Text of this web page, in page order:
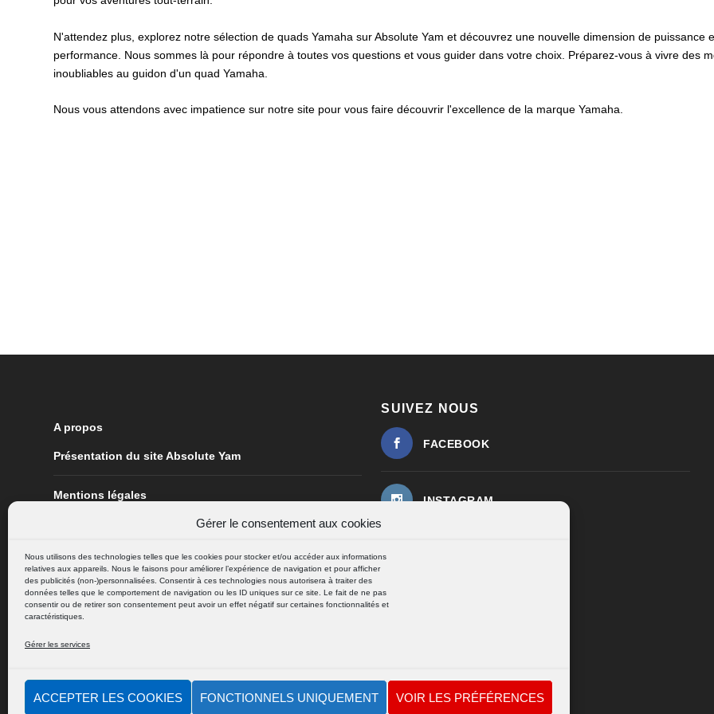
Gérer le consentement aux cookies
Nous utilisons des technologies telles que les cookies pour stocker et/ou accéder aux informations
relatives aux appareils. Nous le faisons pour améliorer l’expérience de navigation et pour afficher
des publicités (non-)personnalisées. Consentir à ces technologies nous autorisera à traiter des
données telles que le comportement de navigation ou les ID uniques sur ce site. Le fait de ne pas
consentir ou de retirer son consentement peut avoir un effet négatif sur certaines fonctionnalités et
caractéristiques.
Gérer les services
ACCEPTER LES COOKIES FONCTIONNELS UNIQUEMENT VOIR LES PRÉFÉRENCES
N'attendez plus, explorez notre sélection de quads Yamaha sur Absolute Yam et découvrez une nouvelle dimension de puissance
performance. Nous sommes là pour répondre à toutes vos questions et vous guider dans votre choix. Préparez-vous à vivre des
inoubliables au guidon d'un quad Yamaha.
Nous vous attendons avec impatience sur notre site pour vous faire découvrir l'excellence de la marque Yamaha.
A propos
Présentation du site Absolute Yam
Mentions légales
Plan du site
Contact
Les cookies sur notre site
SUIVEZ NOUS
FACEBOOK
INSTAGRAM